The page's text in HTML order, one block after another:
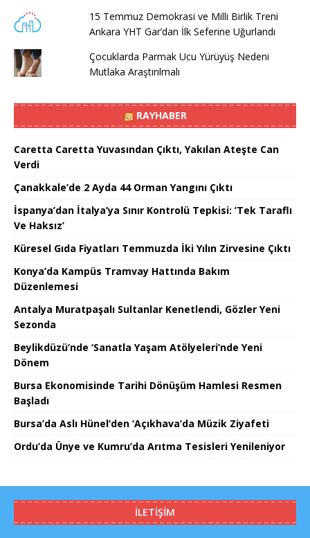
15 Temmuz Demokrasi ve Milli Birlik Treni
Ankara YHT Gar’dan İlk Seferine Uğurlandı
Çocuklarda Parmak Ucu Yürüyüş Nedeni
Mutlaka Araştırılmalı
RAYHABER
Caretta Caretta Yuvasından Çıktı, Yakılan Ateşte Can
Verdi
Çanakkale’de 2 Ayda 44 Orman Yangını Çıktı
İspanya’dan İtalya’ya Sınır Kontrolü Tepkisi: ’Tek Taraflı
Ve Haksız’
Küresel Gıda Fiyatları Temmuzda İki Yılın Zirvesine Çıktı
Konya’da Kampüs Tramvay Hattında Bakım
Düzenlemesi
Antalya Muratpaşalı Sultanlar Kenetlendi, Gözler Yeni
Sezonda
Beylikdüzü’nde ‘Sanatla Yaşam Atölyeleri’nde Yeni
Dönem
Bursa Ekonomisinde Tarihi Dönüşüm Hamlesi Resmen
Başladı
Bursa’da Aslı Hünel’den ‘Açıkhava’da Müzik Ziyafeti
Ordu’da Ünye ve Kumru’da Arıtma Tesisleri Yenileniyor
İLETIŞIM